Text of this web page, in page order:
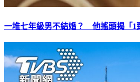
一堆七年級男不結婚？ 他搖頭揭「1